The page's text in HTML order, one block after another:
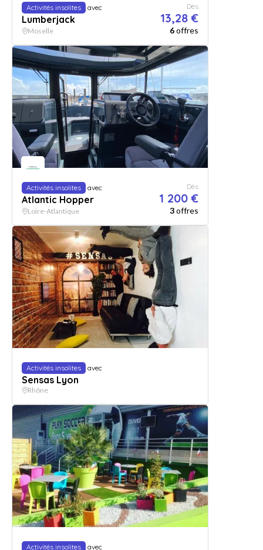
Activités insolites avec
Lumberjack
Dès
13,28 €
Moselle 6offres
Activités insolites avec
Atlantic Hopper
Dès
1 200 €
Loire-Atlantique 3offres
Activités insolites avec
Sensas Lyon
Rhône
Activités insolites avec